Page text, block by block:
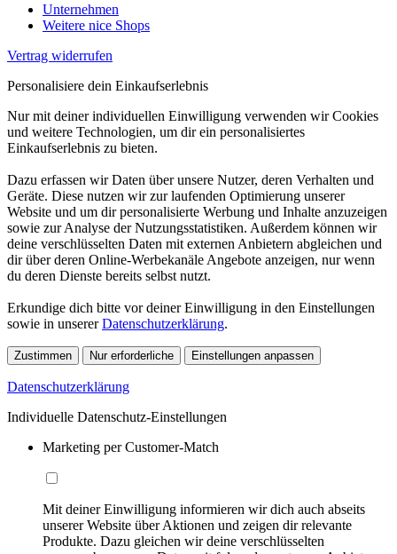
Unternehmen
Weitere nice Shops
Vertrag widerrufen
Personalisiere dein Einkaufserlebnis
Nur mit deiner individuellen Einwilligung verwenden wir Cookies
und weitere Technologien, um dir ein personalisiertes
Einkaufserlebnis zu bieten.
Dazu erfassen wir Daten über unsere Nutzer, deren Verhalten und
Geräte. Diese nutzen wir zur laufenden Optimierung unserer
Website und um dir personalisierte Werbung und Inhalte anzuzeigen
sowie zur Analyse der Nutzungsstatistiken. Außerdem können wir
deine verschlüsselten Daten mit externen Anbietern abgleichen und
dir über deren Online-Werbekanäle Angebote anzeigen, nur wenn
du deren Dienste bereits selbst nutzt.
Erkundige dich bitte vor deiner Einwilligung in den Einstellungen
sowie in unsererDatenschutzerklärung.
Zustimmen Nur erforderliche Einstellungen anpassen
Datenschutzerklärung
Individuelle Datenschutz-Einstellungen
Marketing per Customer-Match
Mit deiner Einwilligung informieren wir dich auch abseits
unserer Website über Aktionen und zeigen dir relevante
Produkte. Dazu gleichen wir deine verschlüsselten